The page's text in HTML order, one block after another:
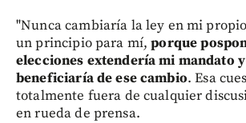
"Nunca cambiaría la ley en mi
un principio para mí,porque
elecciones extendería mi mandato
beneficiaría de ese cambio. Esa
totalmente fuera de cualquier
en rueda de prensa.